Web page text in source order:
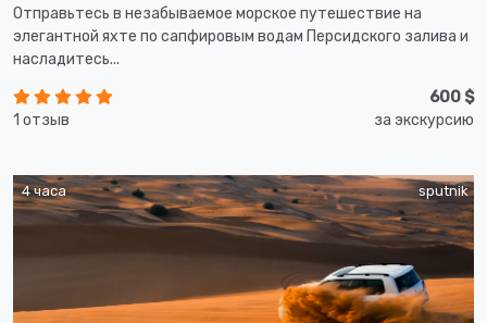
Отправьтесь в незабываемое морское путешествие на
элегантной яхте по сапфировым водам Персидского залива и
насладитесь...
1 отзыв
600 $
за экскурсию
sputnik
4 часа